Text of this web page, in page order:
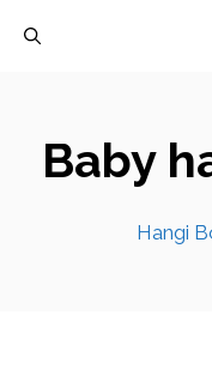
Baby
Hangi